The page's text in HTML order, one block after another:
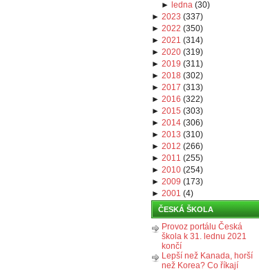
► ledna (30)
► 2023 (337)
► 2022 (350)
► 2021 (314)
► 2020 (319)
► 2019 (311)
► 2018 (302)
► 2017 (313)
► 2016 (322)
► 2015 (303)
► 2014 (306)
► 2013 (310)
► 2012 (266)
► 2011 (255)
► 2010 (254)
► 2009 (173)
► 2001 (4)
ČESKÁ ŠKOLA
Provoz portálu Česká
škola k 31. lednu 2021
končí
Lepší než Kanada, horší
než Korea? Co říkají